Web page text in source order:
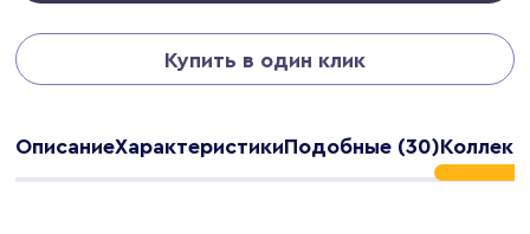
Купить в один клик
ОписаниеХарактеристикиПодобные (30)